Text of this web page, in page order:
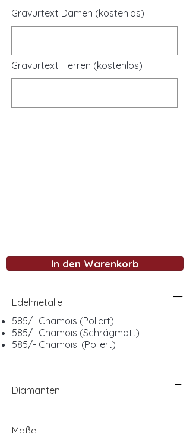
Gravurtext Damen (kostenlos)
Gravurtext Herren (kostenlos)
In den Warenkorb
Edelmetalle
585/- Chamois (Poliert)
585/- Chamois (Schrägmatt)
585/- Chamoisl (Poliert)
Diamanten